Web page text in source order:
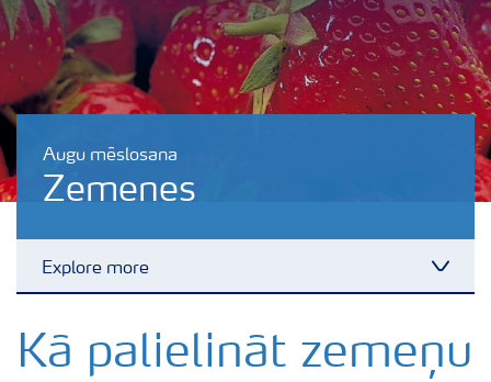
Augu mēslosana
Zemenes
Explore more
Yara katalogs
Kā palielināt zemeņu